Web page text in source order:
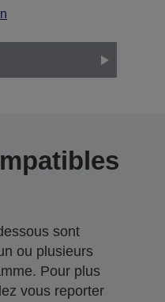
sont
ou plusieurs
Pour plus
vous reporter